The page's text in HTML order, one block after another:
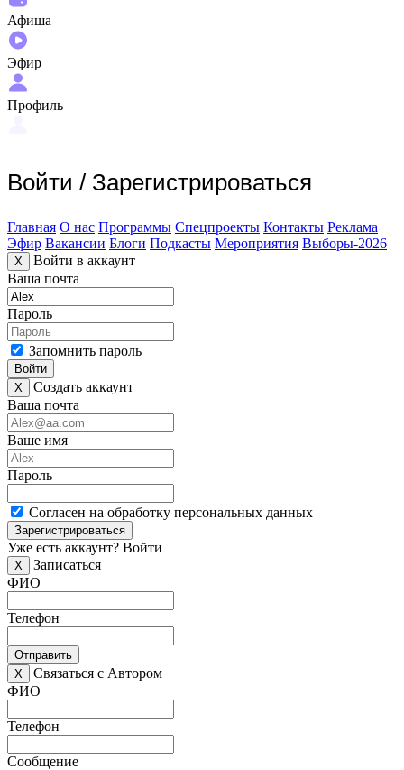
Афиша
Эфир
Профиль
Войти / Зарегистрироваться
Главная О нас Программы Спецпроекты Контакты Реклама
Эфир Вакансии Блоги Подкасты Мероприятия Выборы-2026
X
Войти в аккаунт
Ваша почта
Пароль
Запомнить пароль
Войти
X
Создать аккаунт
Ваша почта
Ваше имя
Пароль
Согласен на обработку персональных данных
Зарегистрироваться
Уже есть аккаунт? Войти
X
Записаться
ФИО
Телефон
Отправить
X
Связаться с Автором
ФИО
Телефон
Сообщение